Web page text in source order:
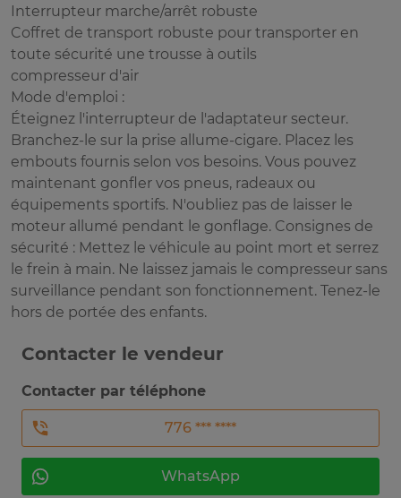
Interrupteur marche/arrêt robuste
Coffret de transport robuste pour transporter en
toute sécurité une trousse à outils
compresseur d'air
Mode d'emploi :
Éteignez l'interrupteur de l'adaptateur secteur.
Branchez-le sur la prise allume-cigare. Placez les
embouts fournis selon vos besoins. Vous pouvez
maintenant gonfler vos pneus, radeaux ou
équipements sportifs. N'oubliez pas de laisser le
moteur allumé pendant le gonflage. Consignes de
sécurité : Mettez le véhicule au point mort et serrez
le frein à main. Ne laissez jamais le compresseur sans
surveillance pendant son fonctionnement. Tenez-le
hors de portée des enfants.
Contacter le vendeur
Contacter par téléphone
776 *** ****
WhatsApp